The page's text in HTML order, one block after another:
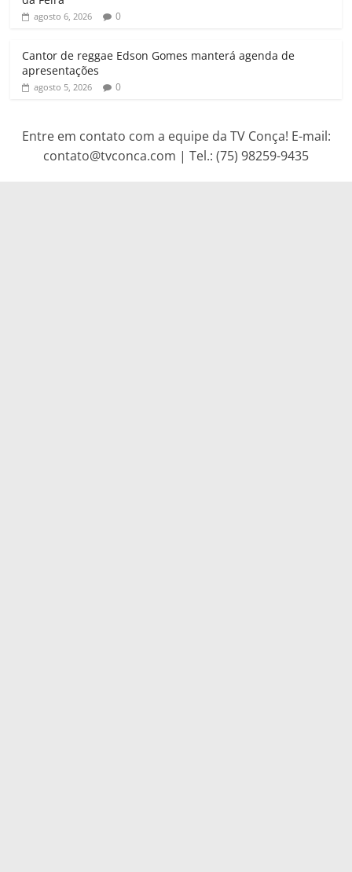
agosto 6, 2026 0
Cantor de reggae Edson Gomes manterá agenda de
apresentações
agosto 5, 2026 0
Entre em contato com a equipe da TV Conça! E-mail:
contato@tvconca.com | Tel.: (75) 98259-9435